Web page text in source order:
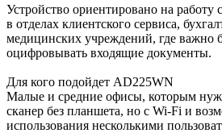
Устройство ориентировано на работу
в отделах клиентского сервиса,
медицинских учреждений, где важно
оцифровывать входящие документы.
Для кого подойдет AD225WN
Малые и средние офисы, которым
сканер без планшета, но с Wi‑Fi и
использования несколькими